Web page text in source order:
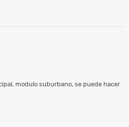
modulo suburbano, se puede hacer